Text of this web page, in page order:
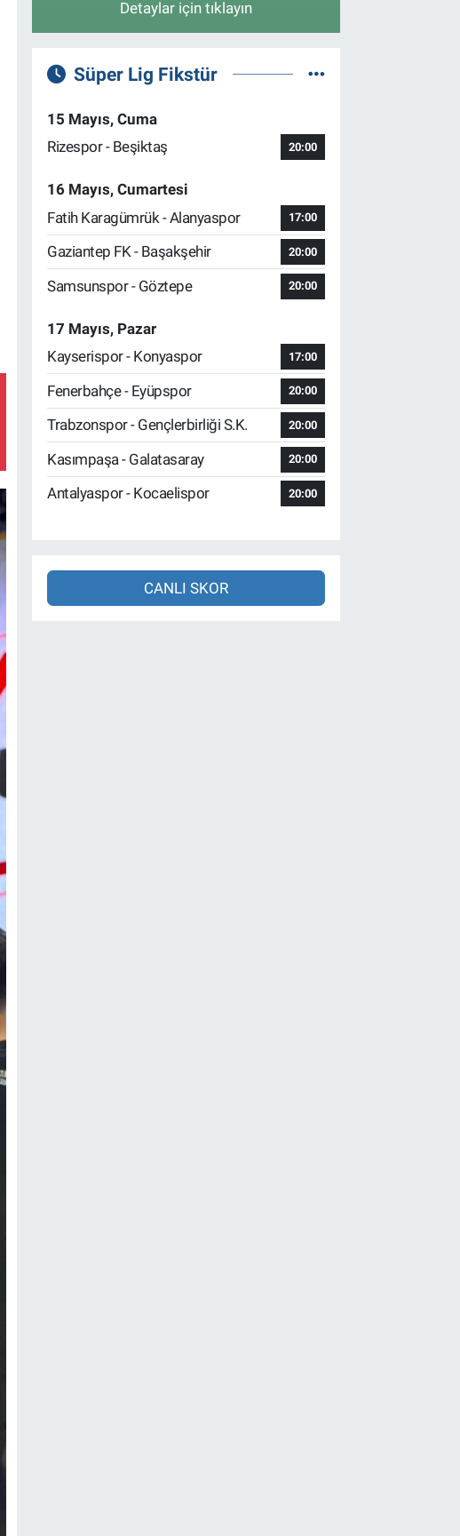
Detaylar için tıklayın
Süper Lig Fikstür
15 Mayıs, Cuma
Rizespor - Beşiktaş
20:00
16 Mayıs, Cumartesi
Fatih Karagümrük - Alanyaspor
17:00
Gaziantep FK - Başakşehir 20:00
Samsunspor - Göztepe 20:00
17 Mayıs, Pazar
Kayserispor - Konyaspor
17:00
Fenerbahçe - Eyüpspor 20:00
Trabzonspor - Gençlerbirliği S.K. 20:00
Kasımpaşa - Galatasaray 20:00
Antalyaspor - Kocaelispor 20:00
CANLI SKOR